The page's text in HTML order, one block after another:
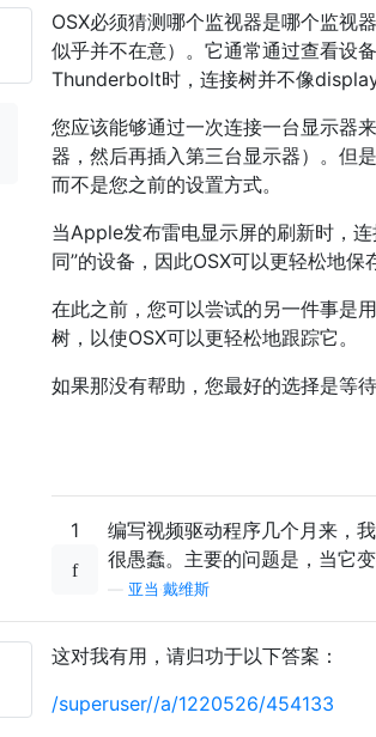
OSX必须猜测哪个监视器是哪个监视
似乎并不在意）。它通常通过查看设
Thunderbolt时，连接树并不像
您应该能够通过一次连接一台显示器
器，然后再插入第三台显示器）。但
而不是您之前的设置方式。
当Apple发布雷电显示屏的刷新时，
同”的设备，因此OSX可以更轻松地保
在此之前，您可以尝试的另一件事是
树，以使OSX可以更轻松地跟踪它。
如果那没有帮助，您最好的选择是等
1
编写视频驱动程序几个月来，
很愚蠢。主要的问题是，当它
亚当·戴维斯
这对我有用，请归功于以下答案：
/superuser//a/1220526/454133